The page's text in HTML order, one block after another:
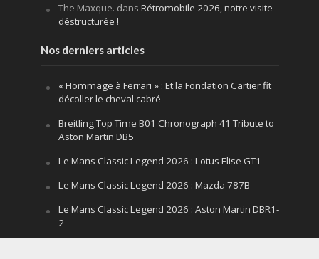
The Maxque. dans Rétromobile 2026, notre visite
déstructurée !
Nos derniers articles
« Hommage à Ferrari » : Et la Fondation Cartier fit
décoller le cheval cabré
Breitling Top Time B01 Chronograph 41 Tribute to
Aston Martin DB5
Le Mans Classic Legend 2026 : Lotus Elise GT1
Le Mans Classic Legend 2026 : Mazda 787B
Le Mans Classic Legend 2026 : Aston Martin DBR1-
2